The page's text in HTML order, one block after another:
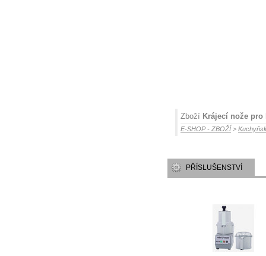
Zboží Krájecí nože
E-SHOP - ZBOŽÍ >
PŘÍSLUŠENSTVÍ